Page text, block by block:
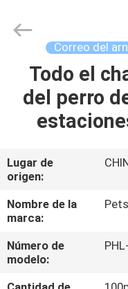
HOGAR
PRODUCTOS
SOBRE
NOSOTROS
VIAJE
DE
LA
Pets2Go
Trading
Reserved.
Correo del
Todo el
del perro
Lugar de
origen:
Nombre de la
marca:
Número de
modelo: